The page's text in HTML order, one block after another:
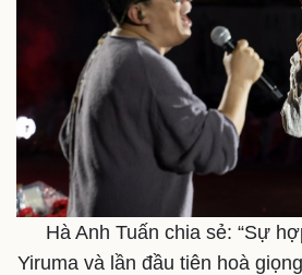
Hà Anh Tuấn chia sẻ: “Sự
Yiruma và lần đầu tiên hoà giọng